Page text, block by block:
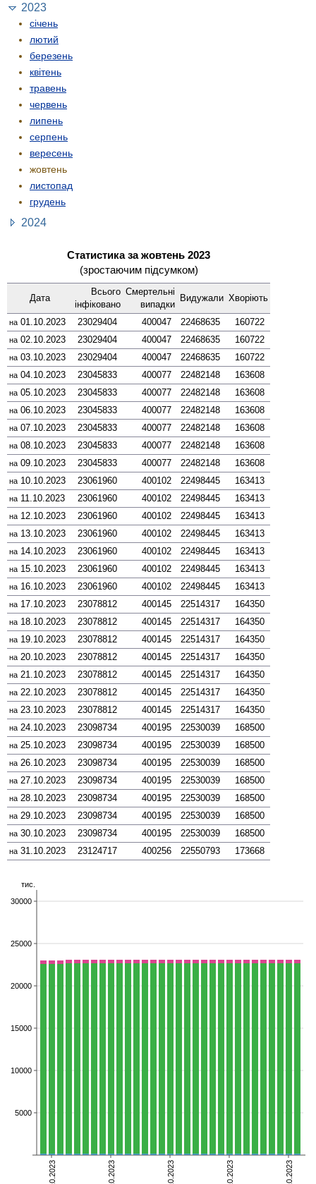
2023
січень
лютий
березень
квітень
травень
червень
липень
серпень
вересень
жовтень
листопад
грудень
2024
Статистика за жовтень 2023
(зростаючим підсумком)
Дата
Всього
інфі­ковано
Смер­тельні
випадки
Виду­жали Хворіють
на 01.10.2023 23029404 400047 22468635 160722
на 02.10.2023 23029404 400047 22468635 160722
на 03.10.2023 23029404 400047 22468635 160722
на 04.10.2023 23045833 400077 22482148 163608
на 05.10.2023 23045833 400077 22482148 163608
на 06.10.2023 23045833 400077 22482148 163608
на 07.10.2023 23045833 400077 22482148 163608
на 08.10.2023 23045833 400077 22482148 163608
на 09.10.2023 23045833 400077 22482148 163608
на 10.10.2023 23061960 400102 22498445 163413
на 11.10.2023 23061960 400102 22498445 163413
на 12.10.2023 23061960 400102 22498445 163413
на 13.10.2023 23061960 400102 22498445 163413
на 14.10.2023 23061960 400102 22498445 163413
на 15.10.2023 23061960 400102 22498445 163413
на 16.10.2023 23061960 400102 22498445 163413
на 17.10.2023 23078812 400145 22514317 164350
на 18.10.2023 23078812 400145 22514317 164350
на 19.10.2023 23078812 400145 22514317 164350
на 20.10.2023 23078812 400145 22514317 164350
на 21.10.2023 23078812 400145 22514317 164350
на 22.10.2023 23078812 400145 22514317 164350
на 23.10.2023 23078812 400145 22514317 164350
на 24.10.2023 23098734 400195 22530039 168500
на 25.10.2023 23098734 400195 22530039 168500
на 26.10.2023 23098734 400195 22530039 168500
на 27.10.2023 23098734 400195 22530039 168500
на 28.10.2023 23098734 400195 22530039 168500
на 29.10.2023 23098734 400195 22530039 168500
на 30.10.2023 23098734 400195 22530039 168500
на 31.10.2023 23124717 400256 22550793 173668
померлі
видужали
5000
10000
15000
20000
25000
30000
тис.